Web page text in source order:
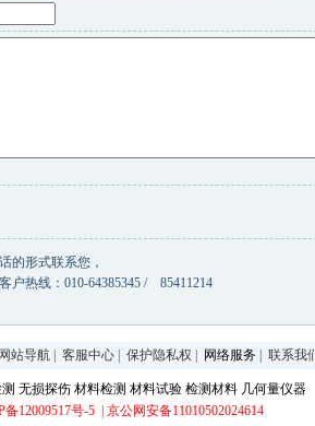
的形式联系您，
户热线：010-64385345 / 85411214
网站导航 客服中心 保护隐私权 网络服务 联系我
无损探伤 材料检测 材料试验 检测材料 几何量仪器
备12009517号-5
| 京公网安备11010502024614